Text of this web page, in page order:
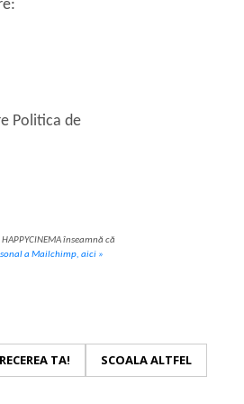
Politica de
înseamnă că
a Mailchimp, aici »
TA! SCOALA ALTFEL